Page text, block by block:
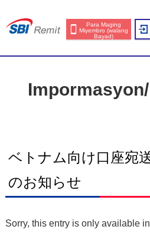
Para Maging
Miyembro (walang
Bayad)
ベトナム向け口座宛
のお知らせ
Sorry, this entry is only available in